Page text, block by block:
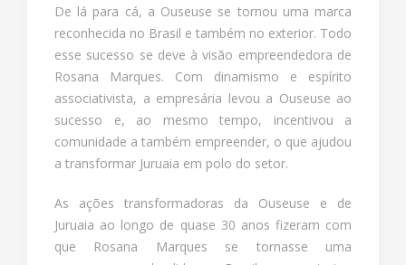
De lá para cá, a Ouseuse se tornou uma marca
reconhecida no Brasil e também no exterior. Todo
esse sucesso se deve à visão empreendedora de
Rosana Marques. Com dinamismo e espírito
associativista, a empresária levou a Ouseuse ao
sucesso e, ao mesmo tempo, incentivou a
comunidade a também empreender, o que ajudou
a transformar Juruaia em polo do setor.
As ações transformadoras da Ouseuse e de
Juruaia ao longo de quase 30 anos fizeram com
que Rosana Marques se tornasse uma